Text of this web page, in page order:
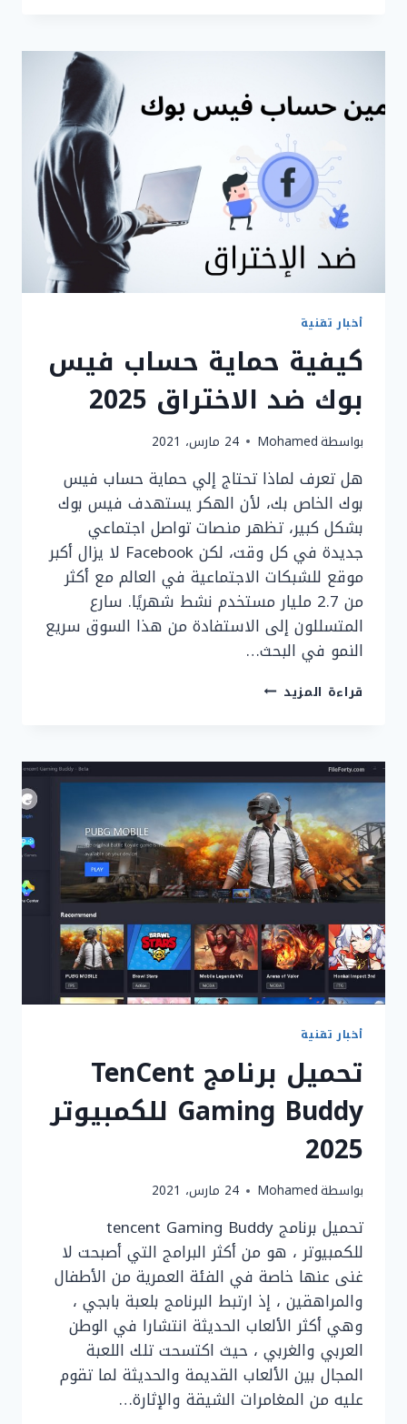
معقدة
2021
أخبار تقنية
كيفية حماية حساب فيس
بوك ضد الاختراق 2025
بواسطةMohamed 24 مارس، 2021
هل تعرف لماذا تحتاج إلي حماية حساب فيس
بوك الخاص بك، لأن الهكر يستهدف فيس بوك
بشكل كبير، تظهر منصات تواصل اجتماعي
جديدة في كل وقت، لكن Facebook لا يزال أكبر
موقع للشبكات الاجتماعية في العالم مع أكثر
من 2.7 مليار مستخدم نشط شهريًا. سارع
المتسللون إلى الاستفادة من هذا السوق سريع
النمو في البحث…
قراءة المزيد كيفية
بوك
ضد
الاختراق
2025
أخبار تقنية
تحميل برنامج TenCent
Gaming Buddy للكمبيوتر
2025
بواسطةMohamed 24 مارس، 2021
تحميل برنامج tencent Gaming Buddy
للكمبيوتر ، هو من أكثر البرامج التي أصبحت لا
غنى عنها خاصة في الفئة العمرية من الأطفال
والمراهقين ، إذ ارتبط البرنامج بلعبة بابجي ،
وهي أكثر الألعاب الحديثة انتشارا في الوطن
العربي والغربي ، حيث اكتسحت تلك اللعبة
المجال بين الألعاب القديمة والحديثة لما تقوم
عليه من المغامرات الشيقة والإثارة…